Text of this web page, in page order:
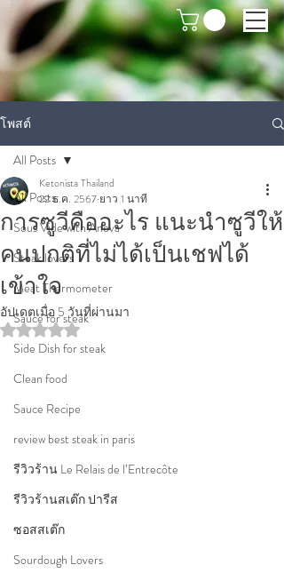
โพสต์
All Posts
Sous Vide with Anova
Steak lovers
Meat Thermometer
Sauce for steak
Side Dish for steak
Clean food
Sauce Recipe
review best steak in paris
รีวิวร้าน Le Relais de l’Entrecôte
รีวิวร้านสเต๊ก ปารีส
ซอสสเต๊ก
Sourdough Lovers
All Posts
การซูวีคืออะไร แนะนำซูวีให้
คนปกติที่ไม่ได้เป็นเชฟได้
เข้าใจ
Ketonista Thailand
22 ธ.ค. 2567 ยาว 1 นาที
อัปเดตเมื่อ 5 วันที่ผ่านมา
ได้รับ NaN เต็ม 5 ดาว